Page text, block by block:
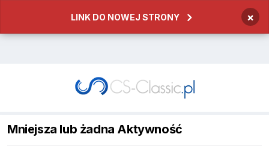
LINK DO NOWEJ STRONY ×
Mniejsza lub żadna Aktywność